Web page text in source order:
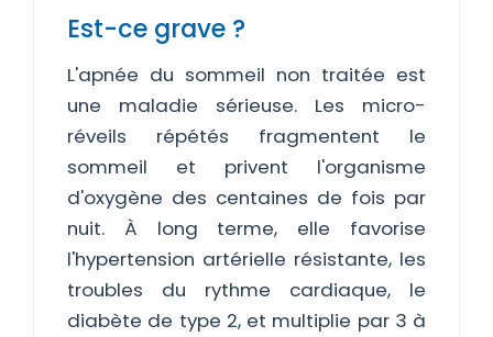
Est-ce grave ?
L'apnée du sommeil non traitée est
une maladie sérieuse. Les micro-
réveils répétés fragmentent le
sommeil et privent l'organisme
d'oxygène des centaines de fois par
nuit. À long terme, elle favorise
l'hypertension artérielle résistante, les
troubles du rythme cardiaque, le
diabète de type 2, et multiplie par 3 à